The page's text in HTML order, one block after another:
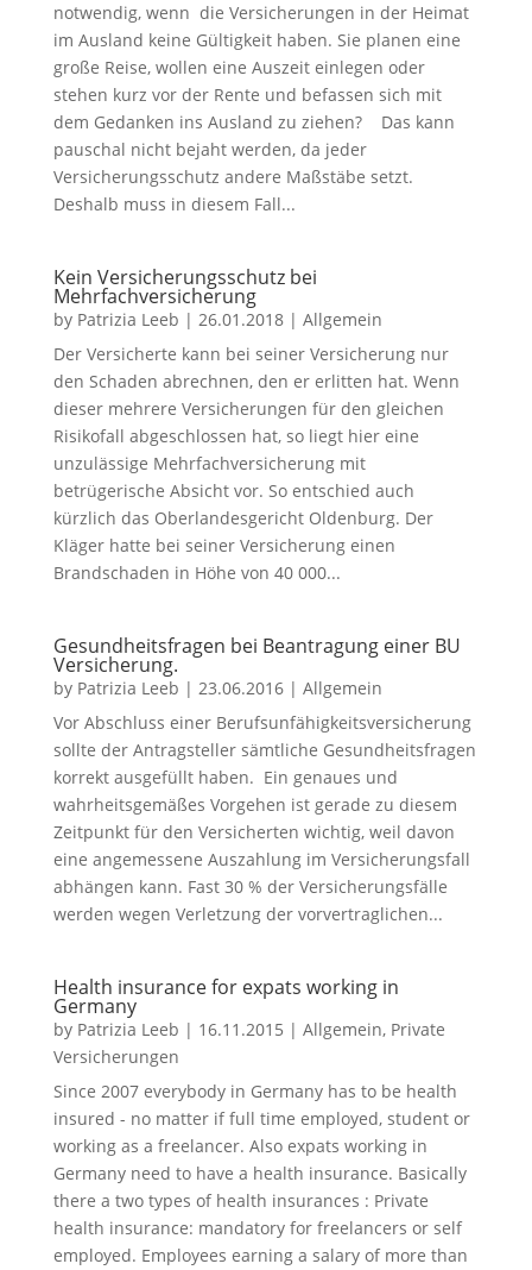
notwendig, wenn die Versicherungen in der Heimat
im Ausland keine Gültigkeit haben. Sie planen eine
große Reise, wollen eine Auszeit einlegen oder
stehen kurz vor der Rente und befassen sich mit
dem Gedanken ins Ausland zu ziehen? Das kann
pauschal nicht bejaht werden, da jeder
Versicherungsschutz andere Maßstäbe setzt.
Deshalb muss in diesem Fall...
Kein Versicherungsschutz bei
Mehrfachversicherung
by Patrizia Leeb | 26.01.2018| Allgemein
Der Versicherte kann bei seiner Versicherung nur
den Schaden abrechnen, den er erlitten hat. Wenn
dieser mehrere Versicherungen für den gleichen
Risikofall abgeschlossen hat, so liegt hier eine
unzulässige Mehrfachversicherung mit
betrügerische Absicht vor. So entschied auch
kürzlich das Oberlandesgericht Oldenburg. Der
Kläger hatte bei seiner Versicherung einen
Brandschaden in Höhe von 40 000...
Gesundheitsfragen bei Beantragung einer BU
Versicherung.
by Patrizia Leeb | 23.06.2016| Allgemein
Vor Abschluss einer Berufsunfähigkeitsversicherung
sollte der Antragsteller sämtliche Gesundheitsfragen
korrekt ausgefüllt haben. Ein genaues und
wahrheitsgemäßes Vorgehen ist gerade zu diesem
Zeitpunkt für den Versicherten wichtig, weil davon
eine angemessene Auszahlung im Versicherungsfall
abhängen kann. Fast 30 % der Versicherungsfälle
werden wegen Verletzung der vorvertraglichen...
Health insurance for expats working in
Germany
by Patrizia Leeb | 16.11.2015 | Allgemein, Private
Versicherungen
Since 2007 everybody in Germany has to be health
insured - no matter if full time employed, student or
working as a freelancer. Also expats working in
Germany need to have a health insurance. Basically
there a two types of health insurances : Private
health insurance: mandatory for freelancers or self
employed. Employees earning a salary of more than